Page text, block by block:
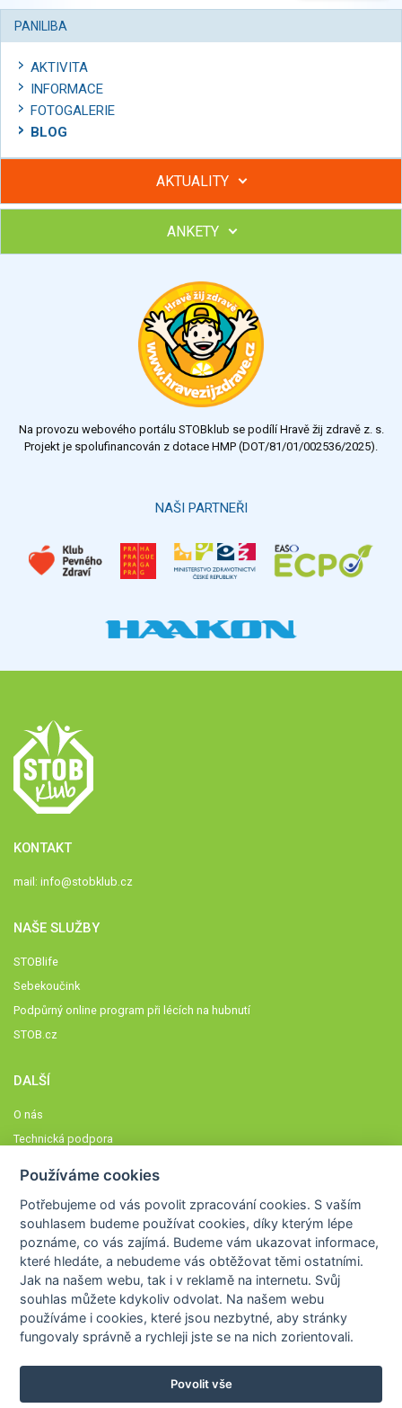
PANILIBA
AKTIVITA
INFORMACE
FOTOGALERIE
BLOG
AKTUALITY
Hubněte s podporou lektorky a skupiny v kurzech STOBu
Chcete poradit s hubnutím? Najděte si odborníka STOBu ve
ANKETY
Výsledky Všechny ankety
Na provozu webového portálu STOBklub se podílí Hravě žij zdravě z. s.
Projekt je spolufinancován z dotace HMP (DOT/81/01/002536/2025).
NAŠI PARTNEŘI
KONTAKT
mail: info@stobklub.cz
NAŠE SLUŽBY
STOBlife
Sebekoučink
Podpůrný online program při lécích na hubnutí
STOB.cz
DALŠÍ
O nás
Technická podpora
Členové STOBklubu
Zásady nakládání s osobními údaji
Otestujte se
Spočítejte si
Výzva 52
Používáme cookies
Potřebujeme od vás povolit zpracování cookies. S vaším
souhlasem budeme používat cookies, díky kterým lépe
poznáme,co vás zajímá. Budeme vám ukazovat informace,
které hledáte, a nebudeme vás obtěžovat těmi ostatními.
Jak na našem webu, tak i v reklamě na internetu. Svůj
souhlas můžete kdykoliv odvolat. Na našem webu
používáme i cookies, které jsou nezbytné, aby stránky
fungovaly správně a rychleji jste se na nich zorientovali.
Povolit vše